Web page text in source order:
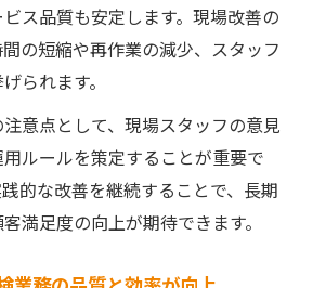
ス品質も安定します。現場改善の
の短縮や再作業の減少、スタッフ
られます。
意点として、現場スタッフの意見
ルールを策定することが重要で
的な改善を継続することで、長期
満足度の向上が期待できます。